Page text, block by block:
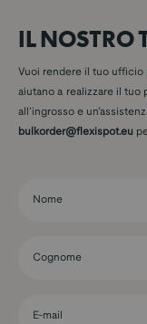
IL NOSTRO
Vuoi rendere il tuo
aiutano a realizzare il tuo
all’ingrosso e
bulkorder@flexispot.eu
Nome
Cognome
E-mail